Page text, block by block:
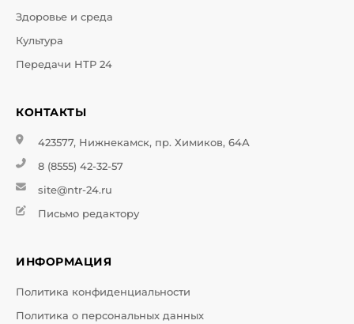
Здоровье и среда
Культура
Передачи НТР 24
КОНТАКТЫ
423577, Нижнекамск, пр. Химиков, 64А
8 (8555) 42-32-57
site@ntr-24.ru
Письмо редактору
ИНФОРМАЦИЯ
Политика конфиденциальности
Политика о персональных данных